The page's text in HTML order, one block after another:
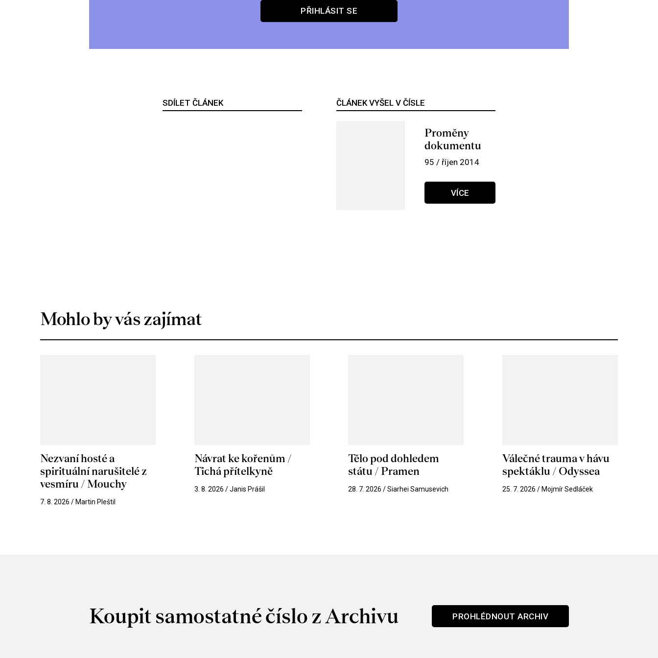
PŘIHLÁSIT SE
SDÍLET ČLÁNEK ČLÁNEK VYŠEL V ČÍSLE
Proměny
dokumentu
95 / říjen 2014
VÍCE
Mohlo by vás zajímat
Nezvaní hosté a
spirituální narušitelé z
vesmíru / Mouchy
7. 8. 2026 / Martin Pleštil
Návrat ke kořenům /
Tichá přítelkyně
3. 8. 2026 / Janis Prášil
Tělo pod dohledem
státu / Pramen
28. 7. 2026 / Siarhei Samusevich
Válečné trauma v hávu
spektáklu / Odyssea
25. 7. 2026 / Mojmír Sedláček
Koupit samostatné číslo z Archivu PROHLÉDNOUT ARCHIV